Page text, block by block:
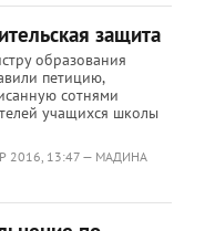
защита
образования
петицию,
сотнями
учащихся школы
2016, 13:47 — МАДИНА